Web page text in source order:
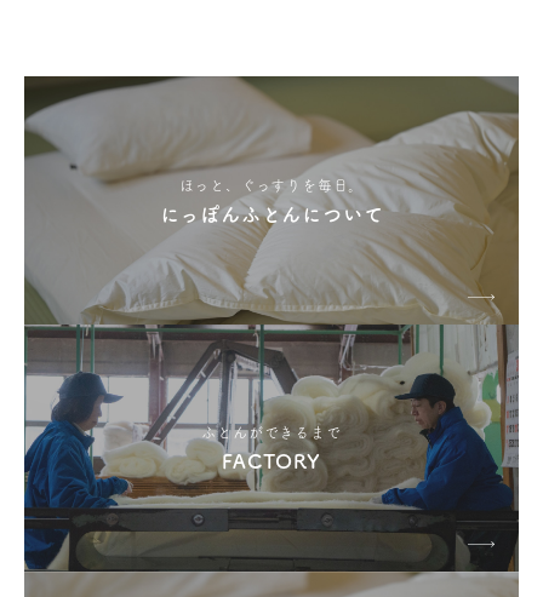
ほっと、ぐっすりを毎日。
にっぽんふとんについて
ふとんができるまで
FACTORY